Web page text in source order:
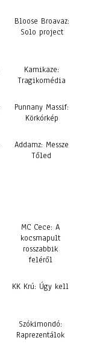
Bloose Broavaz:
Solo project
Kamikaze:
Tragikomédia
Punnany Massif:
Körkórkép
Addamz: Messze
Tőled
MC Cece: A
kocsmapult
rosszabbik
feléről
KK Krú: Úgy kell
Szókimondó:
Raprezentálok